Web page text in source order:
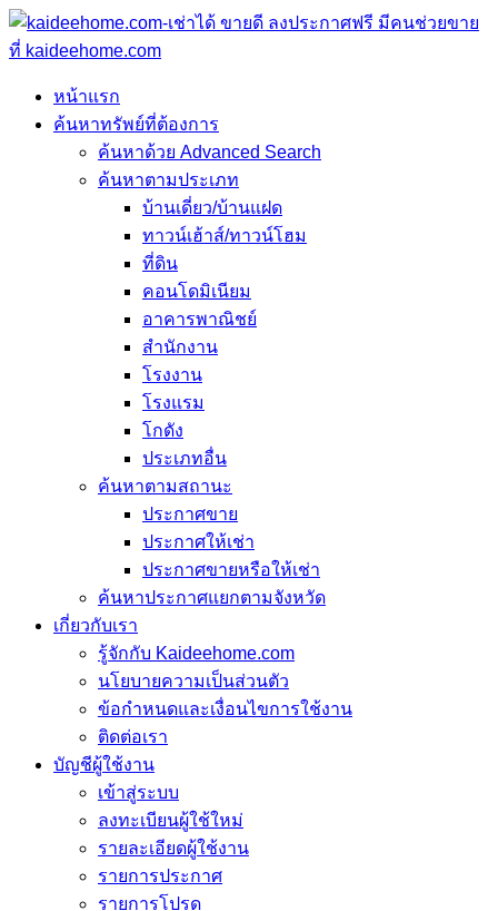
หน้าแรก
ค้นหาทรัพย์ที่ต้องการ
ค้นหาด้วย Advanced Search
ค้นหาตามประเภท
บ้านเดี่ยว/บ้านแฝด
ทาวน์เฮ้าส์/ทาวน์โฮม
ที่ดิน
คอนโดมิเนียม
อาคารพาณิชย์
สำนักงาน
โรงงาน
โรงแรม
โกดัง
ประเภทอื่น
ค้นหาตามสถานะ
ประกาศขาย
ประกาศให้เช่า
ประกาศขายหรือให้เช่า
ค้นหาประกาศแยกตามจังหวัด
เกี่ยวกับเรา
รู้จักกับ Kaideehome.com
นโยบายความเป็นส่วนตัว
ข้อกำหนดและเงื่อนไขการใช้งาน
ติดต่อเรา
บัญชีผู้ใช้งาน
เข้าสู่ระบบ
ลงทะเบียนผู้ใช้ใหม่
รายละเอียดผู้ใช้งาน
รายการประกาศ
รายการโปรด